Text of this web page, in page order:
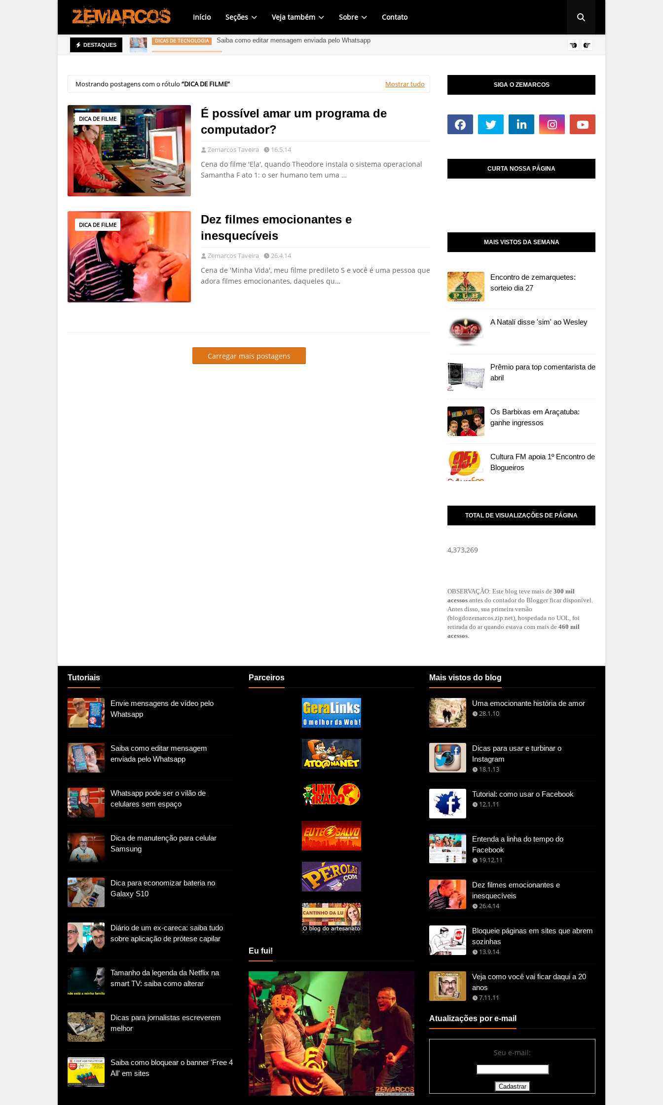
Início Seções Veja também Sobre Contato
DESTAQUES FOTOGRAFIA COM CELULAR Uma vista diferente da Estátua da Liberdade da Havan em Araçatuba
Mostrando postagens com o rótulo DICA DE FILME Mostrar tudo
DICA DE FILME
É possível amar um programa de
computador?
Zemarcos Taveira 16.5.14
Cena do filme 'Ela', quando Theodore instala o sistema operacional
Samantha F ato 1: o ser humano tem uma …
DICA DE FILME
Dez filmes emocionantes e
inesquecíveis
Zemarcos Taveira 26.4.14
Cena de 'Minha Vida', meu filme predileto S e você é uma pessoa que
adora filmes emocionantes, daqueles qu…
Carregar mais postagens
SIGA O ZEMARCOS
CURTA NOSSA PÁGINA
MAIS VISTOS DA SEMANA
Encontro de zemarquetes:
sorteio dia 27
A Natalí disse 'sim' ao Wesley
Prêmio para top comentarista de
abril
Os Barbixas em Araçatuba:
ganhe ingressos
Cultura FM apoia 1º Encontro de
Blogueiros
TOTAL DE VISUALIZAÇÕES DE PÁGINA
4,373,269
OBSERVAÇÃO: Este blog teve mais de 300 mil
acessos antes do contador do Blogger ficar disponível.
Antes disso, sua primeira versão
(blogdozemarcos.zip.net), hospedada no UOL, foi
retirada do ar quando estava com mais de 460 mil
acessos.
Tutoriais
Envie mensagens de vídeo pelo
Whatsapp
Saiba como editar mensagem
enviada pelo Whatsapp
Whatsapp pode ser o vilão de
celulares sem espaço
Dica de manutenção para celular
Samsung
Dica para economizar bateria no
Galaxy S10
Diário de um ex-careca: saiba tudo
sobre aplicação de prótese capilar
Tamanho da legenda da Netflix na
smart TV: saiba como alterar
Dicas para jornalistas escreverem
melhor
Saiba como bloquear o banner 'Free 4
All' em sites
Parceiros
Eu fui!
Mais vistos do blog
Uma emocionante história de amor
28.1.10
Dicas para usar e turbinar o
Instagram
18.1.13
Tutorial: como usar o Facebook
12.1.11
Entenda a linha do tempo do
Facebook
19.12.11
Dez filmes emocionantes e
inesquecíveis
26.4.14
Bloqueie páginas em sites que abrem
sozinhas
13.9.14
Veja como você vai ficar daqui a 20
anos
7.11.11
Atualizações por e-mail
Seu e-mail: